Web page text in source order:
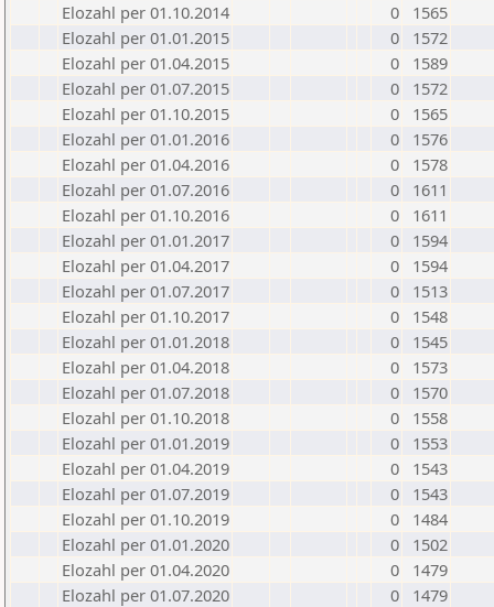
Elozahl per 01.10.2014
0
1565
Elozahl per 01.01.2015
0
1572
Elozahl per 01.04.2015
0
1589
Elozahl per 01.07.2015
0
1572
Elozahl per 01.10.2015
0
1565
Elozahl per 01.01.2016
0
1576
Elozahl per 01.04.2016
0
1578
Elozahl per 01.07.2016
0
1611
Elozahl per 01.10.2016
0
1611
Elozahl per 01.01.2017
0
1594
Elozahl per 01.04.2017
0
1594
Elozahl per 01.07.2017
0
1513
Elozahl per 01.10.2017
0
1548
Elozahl per 01.01.2018
0
1545
Elozahl per 01.04.2018
0
1573
Elozahl per 01.07.2018
0
1570
Elozahl per 01.10.2018
0
1558
Elozahl per 01.01.2019
0
1553
Elozahl per 01.04.2019
0
1543
Elozahl per 01.07.2019
0
1543
Elozahl per 01.10.2019
0
1484
Elozahl per 01.01.2020
0
1502
Elozahl per 01.04.2020
0
1479
Elozahl per 01.07.2020
0
1479